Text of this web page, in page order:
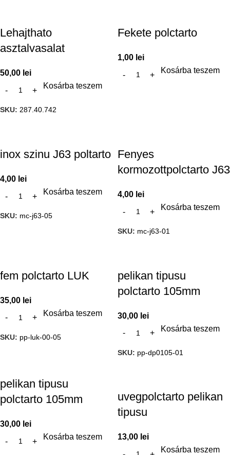
Lehajthato
asztalvasalat
50,00 lei
Kosárba teszem
SKU: 287.40.742
Fekete polctarto
1,00 lei
Kosárba teszem
inox szinu J63 poltarto
4,00 lei
Kosárba teszem
SKU: mc-j63-05
Fenyes
kormozottpolctarto J63
4,00 lei
Kosárba teszem
SKU: mc-j63-01
fem polctarto LUK
35,00 lei
Kosárba teszem
SKU: pp-luk-00-05
pelikan tipusu
polctarto 105mm
30,00 lei
Kosárba teszem
SKU: pp-dp0105-01
pelikan tipusu
polctarto 105mm
30,00 lei
Kosárba teszem
uvegpolctarto pelikan
tipusu
13,00 lei
Kosárba teszem